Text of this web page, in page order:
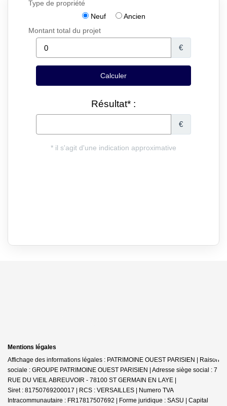
Mentions légales
Affichage des informations légales : PATRIMOINE OUEST PARISIEN | Raison
sociale : GROUPE PATRIMOINE OUEST PARISIEN | Adresse siège social : 7
RUE DU VIEIL ABREUVOIR - 78100 ST GERMAIN EN LAYE |
Siret : 81750769200017 | RCS : VERSAILLES | Numero TVA
Intracommunautaire : FR17817507692 | Forme juridique : SASU | Capital